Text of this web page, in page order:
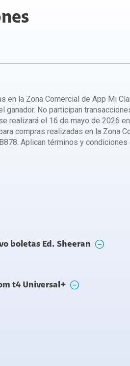
la Zona Comercial de App Mi
ganador. No participan
realizará el 16 de mayo de 2026
compras realizadas en la Zona
Aplican términos y condiciones
boletas Ed. Sheeran
t4 Universal+